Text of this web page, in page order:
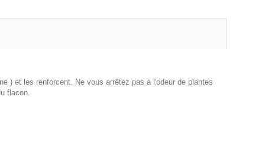
) et les renforcent. Ne vous arrêtez pas à l'odeur de plantes
flacon.